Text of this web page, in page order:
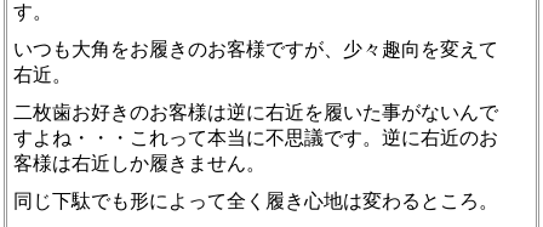
す。
いつも大角をお履きのお客様ですが、少々趣向を変えて
右近。
二枚歯お好きのお客様は逆に右近を履いた事がないんで
すよね・・・これって本当に不思議です。逆に右近のお
客様は右近しか履きません。
同じ下駄でも形によって全く履き心地は変わるところ。